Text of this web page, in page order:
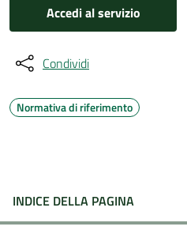
Accedi al servizio
Condividi
Normativa di riferimento
INDICE DELLA PAGINA